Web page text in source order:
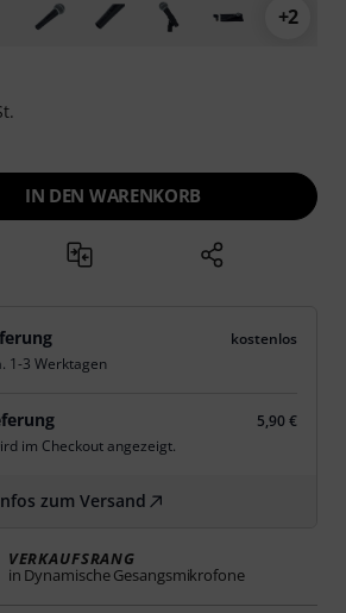
+2
IN DEN WARENKORB
kostenlos
1-3 Werktagen
5,90 €
im Checkout angezeigt.
zum Versand
VERKAUFSRANG
in Dynamische Gesangsmikrofone